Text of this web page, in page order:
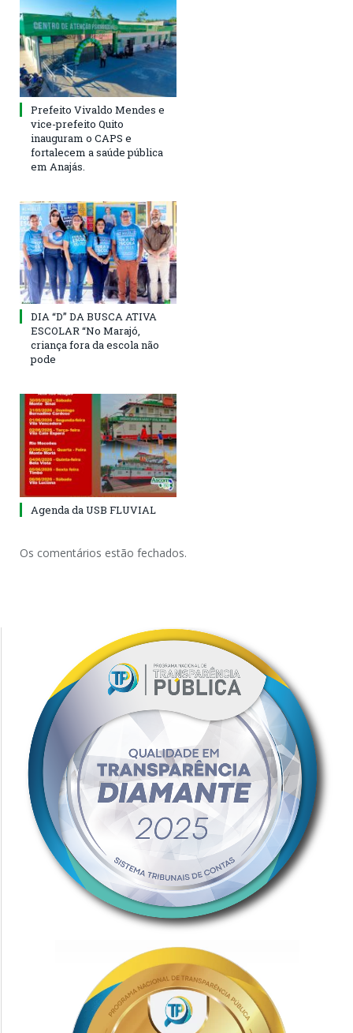
Prefeito Vivaldo Mendes e
vice-prefeito Quito
inauguram o CAPS e
fortalecem a saúde pública
em Anajás.
DIA “D” DA BUSCA ATIVA
ESCOLAR “No Marajó,
criança fora da escola não
pode
Agenda da USB FLUVIAL
Os comentários estão fechados.